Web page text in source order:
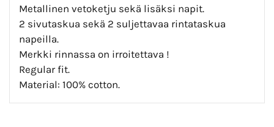
Metallinen vetoketju sekä lisäksi napit.
2 sivutaskua sekä 2 suljettavaa rintataskua
napeilla.
Merkki rinnassa on irroitettava !
Regular fit.
Material: 100% cotton.